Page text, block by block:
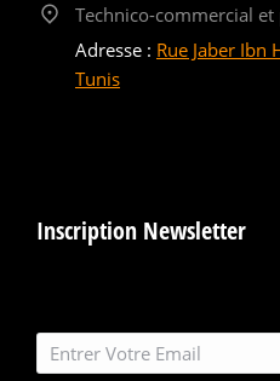
Technico-commercial
Adresse : Rue Jaber Ibn
Tunis
Inscription Newsletter